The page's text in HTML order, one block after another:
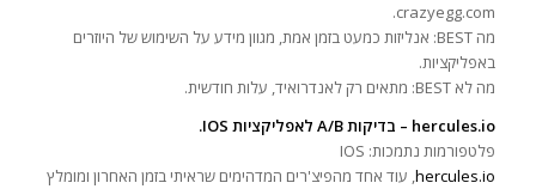
crazyegg.com.
מה BEST: אנליזות כמעט בזמן אמת, מגוון מידע על השימוש של היוזרים
באפליקציות.
מה לא BEST: מתאים רק לאנדרואיד, עלות חודשית.
hercules.io – בדיקות A/B לאפליקציות IOS.
פלטפורמות נתמכות: IOS
hercules.io, עוד אחד מהפיצ'רים המדהימים שראיתי בזמן האחרון ומומלץ